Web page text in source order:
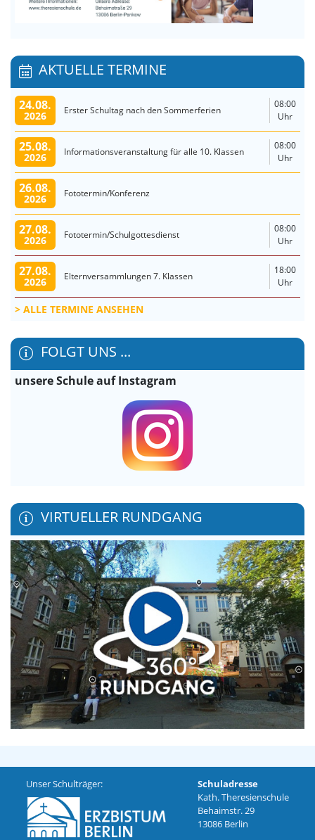
AKTUELLE TERMINE
24.08.
2026 Erster Schultag nach den Sommerferien
08:00
Uhr
25.08.
2026 Informationsveranstaltung für alle 10. Klassen
08:00
Uhr
26.08.
2026 Fototermin/Konferenz
27.08.
2026 Fototermin/Schulgottesdienst
08:00
Uhr
27.08.
2026 Elternversammlungen 7. Klassen
18:00
Uhr
ALLE TERMINE ANSEHEN
FOLGT UNS ...
unsere Schule auf Instagram
VIRTUELLER RUNDGANG
Unser Schulträger:
Schuladresse
Kath. Theresienschule
Behaimstr. 29
13086 Berlin